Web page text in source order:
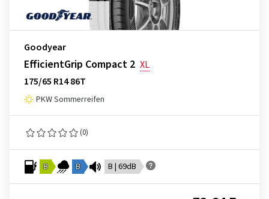
Goodyear
EfficientGrip Compact 2 XL
175/65 R14 86T
PKW Sommerreifen
(0)
B B B | 69dB